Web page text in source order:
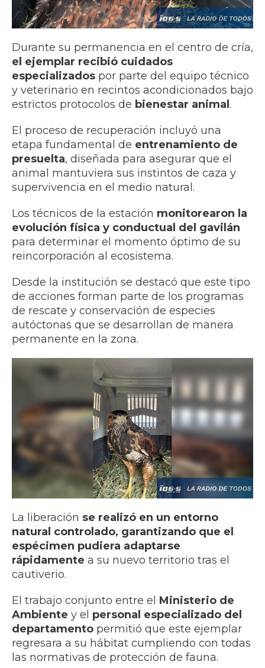
Durante su permanencia en el centro de cría,
el ejemplar recibió cuidados
especializados por parte del equipo técnico
y veterinario en recintos acondicionados bajo
estrictos protocolos de bienestar animal .
El proceso de recuperación incluyó una
etapa fundamental de entrenamiento de
presuelta, diseñada para asegurar que el
animal mantuviera sus instintos de caza y
supervivencia en el medio natural.
Los técnicos de la estación monitorearon la
evolución física y conductual del gavilán
para determinar el momento óptimo de su
reincorporación al ecosistema.
Desde la institución se destacó que este tipo
de acciones forman parte de los programas
de rescate y conservación de especies
autóctonas que se desarrollan de manera
permanente en la zona.
La liberación se realizó en un entorno
natural controlado, garantizando que el
espécimen pudiera adaptarse
rápidamente a su nuevo territorio tras el
cautiverio.
El trabajo conjunto entre el Ministerio de
Ambiente y el personal especializado del
departamento permitió que este ejemplar
regresara a su hábitat cumpliendo con todas
las normativas de protección de fauna.